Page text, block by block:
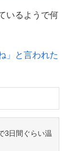
いるようで何
」と言われた
3日間ぐらい温